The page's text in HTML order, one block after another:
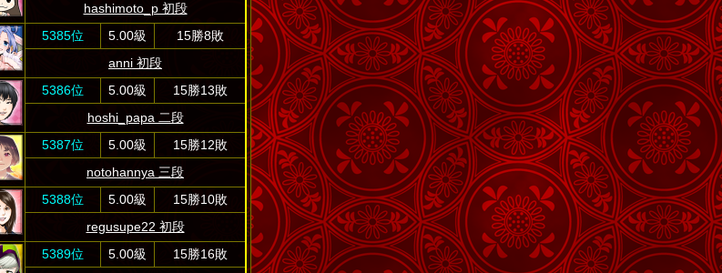
hashimoto_p 初段
5385位
5.00級
15勝8敗
anni 初段
5386位
5.00級
15勝13敗
hoshi_papa 二段
5387位
5.00級
15勝12敗
notohannya 三段
5388位
5.00級
15勝10敗
regusupe22 初段
5389位
5.00級
15勝16敗